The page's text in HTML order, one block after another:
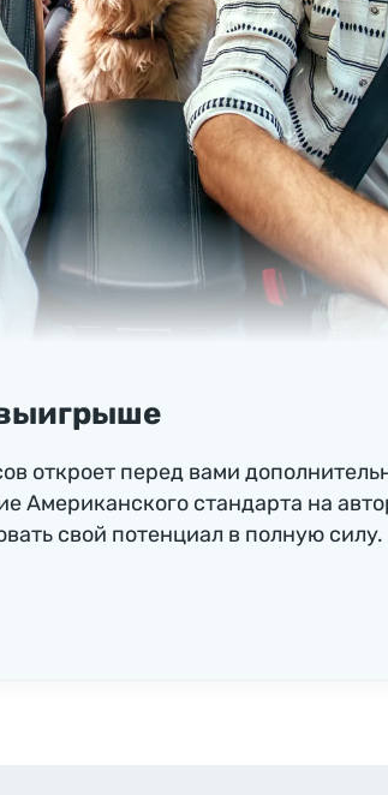
откроет перед вами
Американского стандарта на
свой потенциал в полную силу.